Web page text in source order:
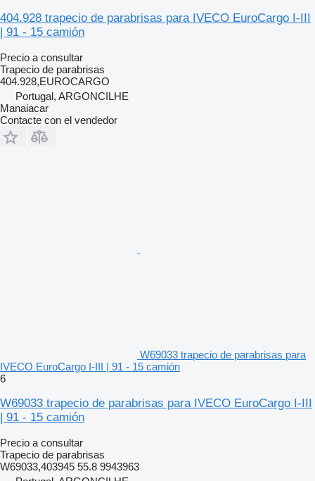
404.928 trapecio de parabrisas para IVECO EuroCargo I-III
| 91 - 15 camión
Precio a consultar
Trapecio de parabrisas
404.928,EUROCARGO
Portugal, ARGONCILHE
Manaiacar
Contacte con el vendedor
W69033 trapecio de parabrisas para
IVECO EuroCargo I-III | 91 - 15 camión
6
W69033 trapecio de parabrisas para IVECO EuroCargo I-III
| 91 - 15 camión
Precio a consultar
Trapecio de parabrisas
W69033,403945 55.8 9943963